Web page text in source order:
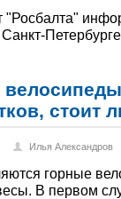
"Росбалта"
стоит
Илья Александров
горные
В первом